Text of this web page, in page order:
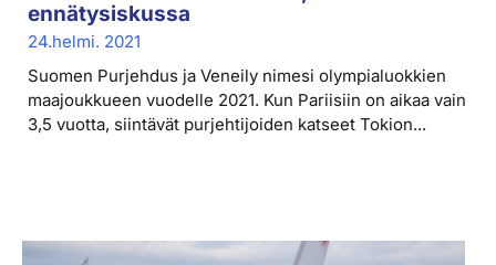
ennätysiskussa
24.helmi. 2021
Suomen Purjehdus ja Veneily nimesi olympialuokkien
maajoukkueen vuodelle 2021. Kun Pariisiin on aikaa vain
3,5 vuotta, siintävät purjehtijoiden katseet Tokion...